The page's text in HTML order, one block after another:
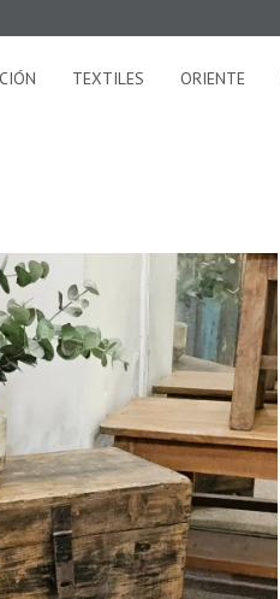
TEXTILES ORIENTE